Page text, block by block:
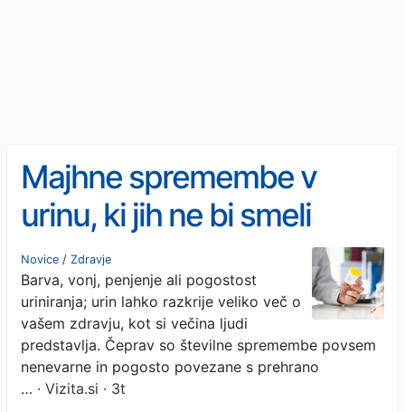
Majhne spremembe v
urinu, ki jih ne bi smeli
ignorirati
Novice / Zdravje
Barva, vonj, penjenje ali pogostost
uriniranja; urin lahko razkrije veliko več o
vašem zdravju, kot si večina ljudi
predstavlja. Čeprav so številne spremembe povsem
nenevarne in pogosto povezane s prehrano
… · Vizita.si · 3t